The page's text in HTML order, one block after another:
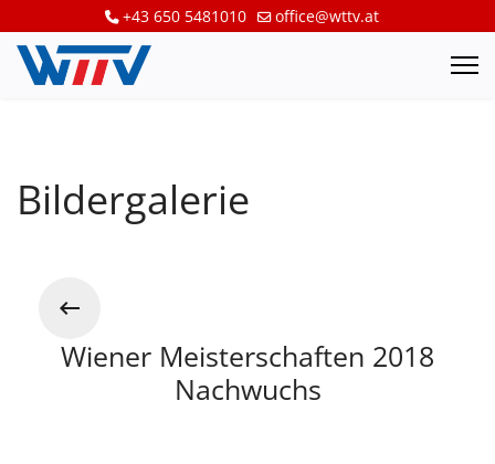
+43 650 5481010 office@wttv.at
Bildergalerie
Wiener Meisterschaften 2018
Nachwuchs